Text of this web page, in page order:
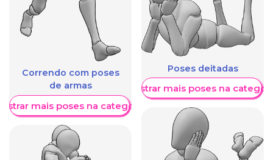
Correndo com poses
de armas
mais poses na categoria
Poses deitadas
Mostrar mais poses na